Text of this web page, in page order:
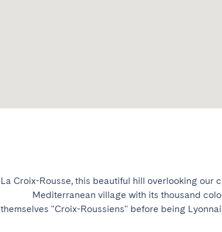
La Croix-Rousse, this beautiful hill overlooking our
Mediterranean village with its thousand
themselves "Croix-Roussiens" before being